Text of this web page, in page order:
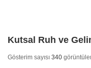
Kutsal Ruh ve
Gösterim sayısı 340